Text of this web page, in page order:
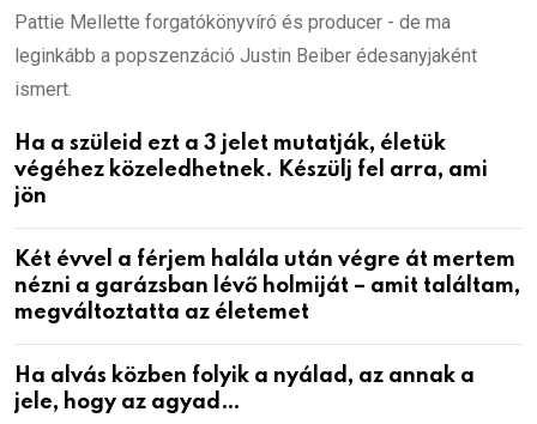
Pattie Mellette forgatókönyvíró és producer - de ma
leginkább a popszenzáció Justin Beiber édesanyjaként
ismert.
Ha a szüleid ezt a 3 jelet mutatják, életük
végéhez közeledhetnek. Készülj fel arra, ami
jön
Két évvel a férjem halála után végre át mertem
nézni a garázsban lévő holmiját – amit találtam,
megváltoztatta az életemet
Ha alvás közben folyik a nyálad, az annak a
jele, hogy az agyad…